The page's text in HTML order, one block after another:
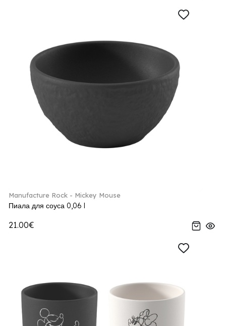
Manufacture Rock - Mickey Mouse
Пиала для соуса 0,06 l
21.00€